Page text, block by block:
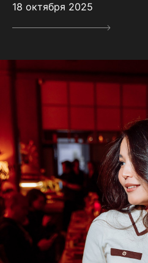
18 октября 2025